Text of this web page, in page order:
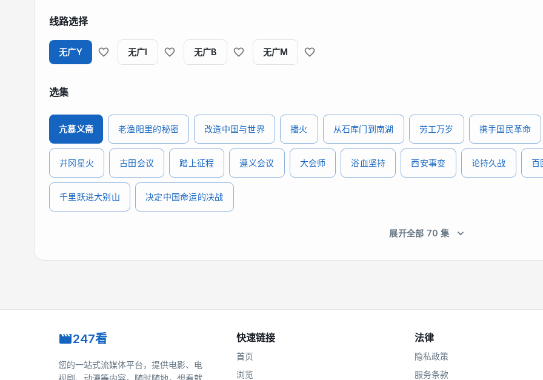
线路选择
无广Y 无广I 无广B 无广M
选集
亢慕义斋 老渔阳里的秘密 改造中国与世界 播火 从石库门到南湖 劳工万岁 携手国民革命
井冈星火 古田会议 踏上征程 遵义会议 大会师 浴血坚持 西安事变 论持久战 百
千里跃进大别山 决定中国命运的决战
展开全部 70 集
247看
您的一站式流媒体平台，提供电影、电
快速链接
首页
浏览
法律
隐私政策
服务条款